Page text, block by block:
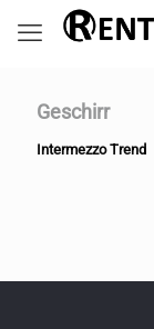
Geschirr
Intermezzo Trend